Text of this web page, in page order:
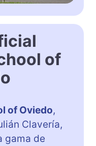
of
of Oviedo,
Clavería,
gama de